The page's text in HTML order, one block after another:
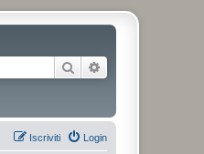
Cerca
Login
Iscriviti